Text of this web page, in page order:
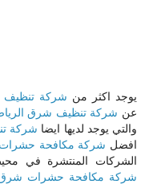
يوجد اكثر من شركة تنظيف
عن شركة تنظيف شرق
والتي يوجد لديها ايضا شركة
افضل شركة مكافحة حشرات
الشركات المنتشرة في
شركة مكافحة حشرات